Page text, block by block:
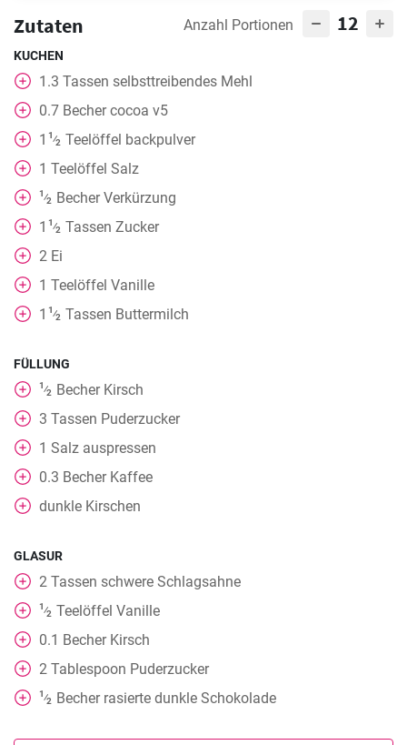
Zutaten Anzahl Portionen 12
KUCHEN
1.3 Tassen selbsttreibendes Mehl
0.7 Becher cocoa v5
1 1⁄2 Teelöffel backpulver
1 Teelöffel Salz
1⁄2 Becher Verkürzung
1 1⁄2 Tassen Zucker
2 Ei
1 Teelöffel Vanille
1 1⁄2 Tassen Buttermilch
FÜLLUNG
1⁄2 Becher Kirsch
3 Tassen Puderzucker
1 Salz auspressen
0.3 Becher Kaffee
dunkle Kirschen
GLASUR
2 Tassen schwere Schlagsahne
1⁄2 Teelöffel Vanille
0.1 Becher Kirsch
2 Tablespoon Puderzucker
1⁄2 Becher rasierte dunkle Schokolade